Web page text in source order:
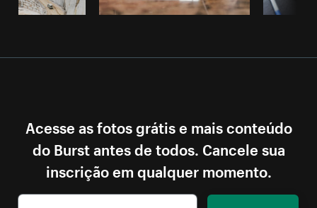
Acesse as fotos grátis e mais conteúdo
do Burst antes de todos. Cancele sua
inscrição em qualquer momento.